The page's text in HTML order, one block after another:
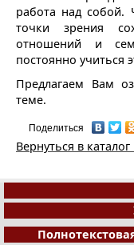
работа над собой.
точки зрения
отношений и
постоянно учиться
Предлагаем Вам
теме.
Поделиться
Вернуться в